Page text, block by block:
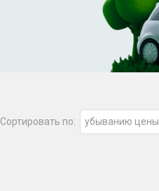
Сортировать по: убыванию цены